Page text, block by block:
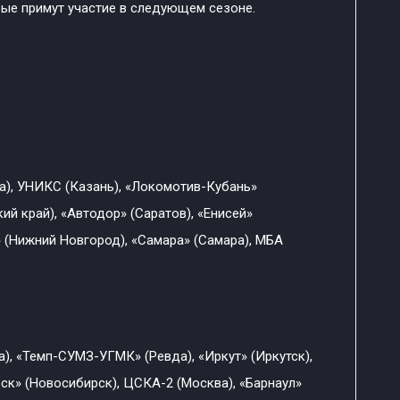
примут участие в следующем сезоне.
УНИКС (Казань), «Локомотив-Кубань»
край), «Автодор» (Саратов), «Енисей»
(Нижний Новгород), «Самара» (Самара), МБА
«Темп-СУМЗ-УГМК» (Ревда), «Иркут» (Иркутск),
(Новосибирск), ЦСКА-2 (Москва), «Барнаул»